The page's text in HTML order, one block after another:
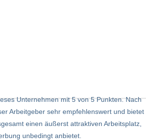
Unternehmen mit 5 von 5 Punkten. Nach
Arbeitgeber sehr empfehlenswert und bietet
einen äußerst attraktiven Arbeitsplatz,
unbedingt anbietet.